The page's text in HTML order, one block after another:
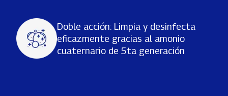
Doble acción: Limpia y desinfecta
eficazmente gracias al amonio
cuaternario de 5ta generación